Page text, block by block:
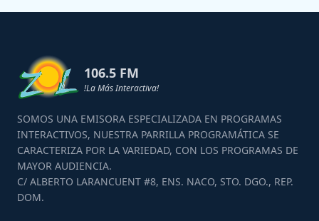
106.5 FM
!La Más Interactiva!
SOMOS UNA EMISORA ESPECIALIZADA EN PROGRAMAS
INTERACTIVOS, NUESTRA PARRILLA PROGRAMÁTICA SE
CARACTERIZA POR LA VARIEDAD, CON LOS PROGRAMAS DE
MAYOR AUDIENCIA.
C/ ALBERTO LARANCUENT #8, ENS. NACO, STO. DGO., REP.
DOM.